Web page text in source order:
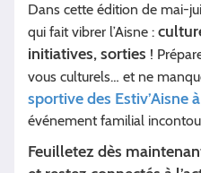
Dans cette édition de mai-
qui fait vibrer l’Aisne :
initiatives, sorties !
vous culturels… et ne
sportive des Estiv’Aisne
événement familial
Feuilletez dès